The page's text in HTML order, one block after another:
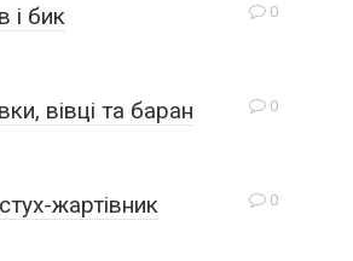
0
і бик
0
вівці та баран
0
жартівник